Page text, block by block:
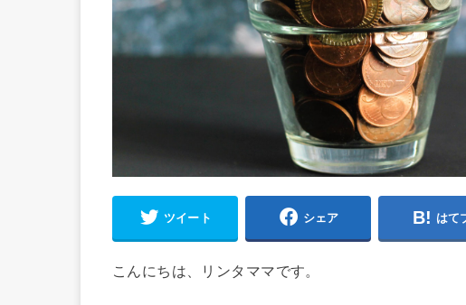
ツイート シェア はて
こんにちは、リンタママです。